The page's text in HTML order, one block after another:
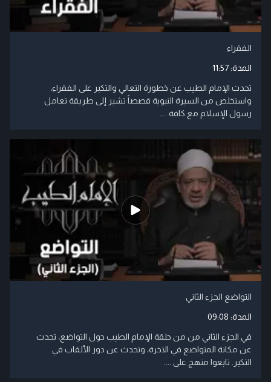
الفقراء
المدة:11:57
تحدث الإمام الطيب عن خطورة التعالي والتكبر على الفقراء،
واستخلص من السيرة النبوية قصصاً تشير إلى طريقة تعامل
رسول الإسلام مع كافة ....
التواضع الجزء الثاني
المدة: 09:08
في الجزء الثاني من من حلقة الإمام الطيب حول التواضع، تحدث
عن مكانة المتواضع في الاخرة، وتحدث عن دور الألقاب في
التكبر. تابعوا منهج على ....